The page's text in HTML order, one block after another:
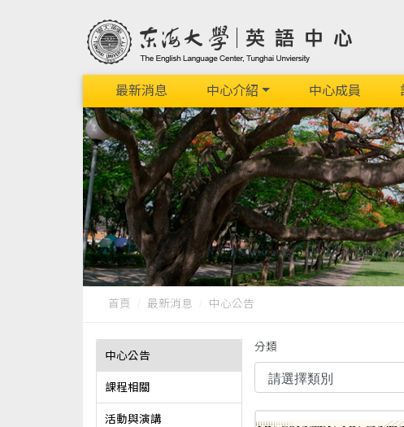
最新消息 中心介紹 中心成員
首頁 最新消息 中心公告
中心公告
課程相關
活動與演講
分類